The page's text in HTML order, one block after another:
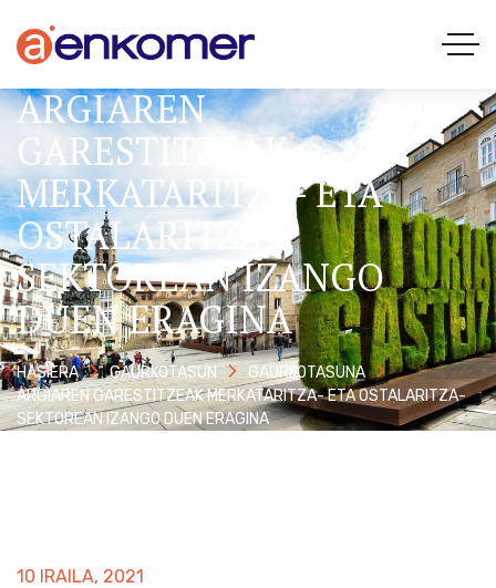
ARGIAREN
GARESTITZEAK
MERKATARITZA- ETA
OSTALARITZA-
SEKTOREAN IZANGO
DUEN ERAGINA
HASIERA GAURKOTASUN
GAURKOTASUNA
ARGIAREN GARESTITZEAK MERKATARITZA- ETA OSTALARITZA-
SEKTOREAN IZANGO DUEN ERAGINA
10 IRAILA, 2021